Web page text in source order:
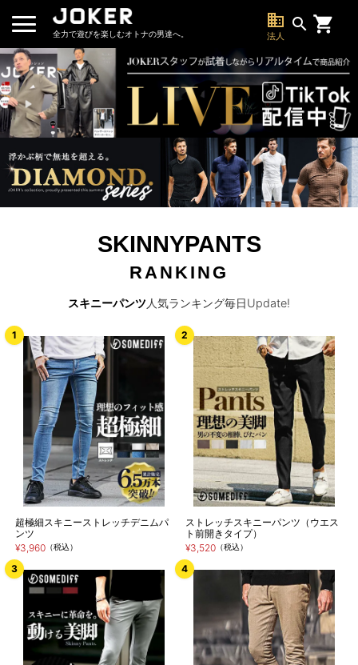
全力で遊びを楽しむオトナの男達へ。
business
法人
search
SKINNYPANTS
RANKING
スキニーパンツ 人気ランキング毎日Update!
超極細スキニーストレッチデニムパ
ンツ
¥3,960（税込）
ストレッチスキニーパンツ（ウエス
ト前開きタイプ）
¥3,520（税込）